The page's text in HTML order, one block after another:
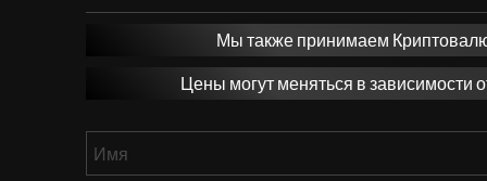
Мы также принимаем
Цены могут меняться в зависимости